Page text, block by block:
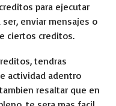
para ejecutar
enviar mensajes o
ciertos creditos.
tendras
actividad adentro
resaltar que en